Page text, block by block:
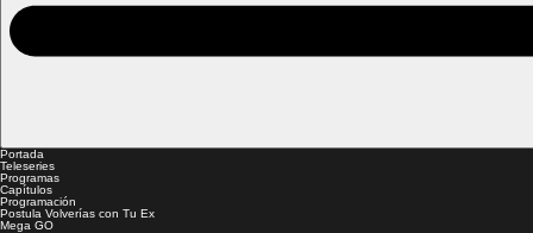
Portada
Teleseries
Programas
Capítulos
Programación
Postula Volverías con Tu Ex
Mega GO